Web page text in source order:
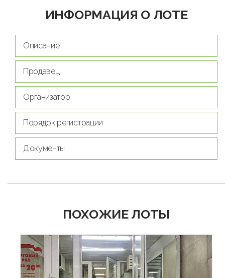
ИНФОРМАЦИЯ О ЛОТЕ
Описание
Продавец
Организатор
Порядок регистрации
Документы
ПОХОЖИЕ ЛОТЫ